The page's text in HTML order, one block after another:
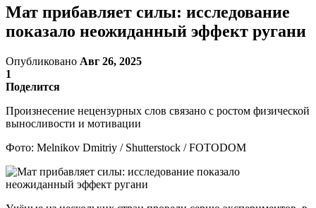
Мат прибавляет силы: исследование
показало неожиданный эффект ругани
Опубликовано Авг 26, 2025
1
Поделится
Произнесение нецензурных слов связано с ростом физической
выносливости и мотивации
Фото: Melnikov Dmitriy / Shutterstock / FOTODOM